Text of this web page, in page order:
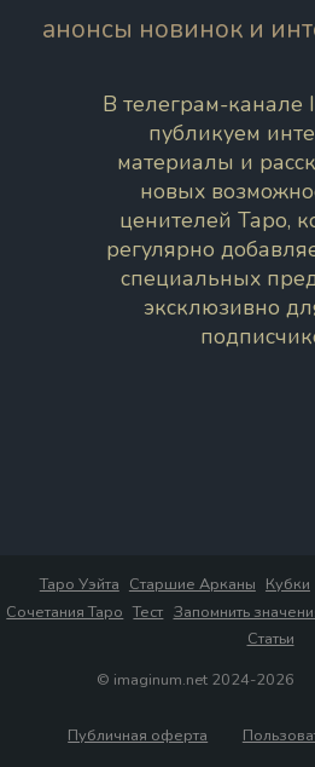
анонсы новинок и
В телеграм-канале
публикуем
материалы и
новых
ценителей Таро,
регулярно
специальных
эксклюзивно
Таро Уэйта Старшие Арканы Кубки
Сочетания Таро Тест Запомнить
Статьи
© imaginum.net 2024-2026
Публичная оферта